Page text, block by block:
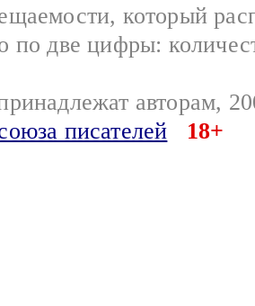
который
по две цифры:
авторам,
писателей
18+